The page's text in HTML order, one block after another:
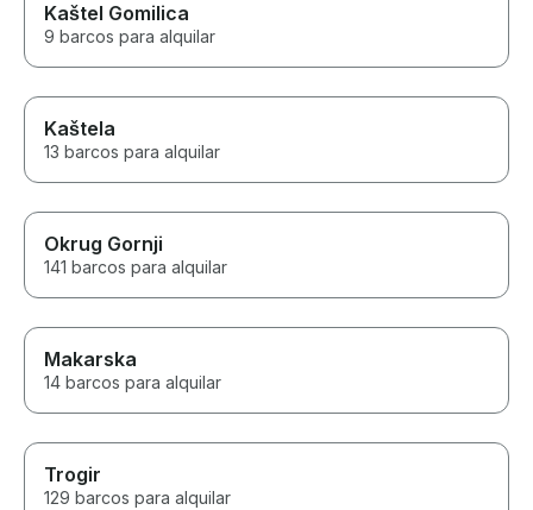
Kaštel Gomilica
9 barcos para alquilar
Kaštela
13 barcos para alquilar
Okrug Gornji
141 barcos para alquilar
Makarska
14 barcos para alquilar
Trogir
129 barcos para alquilar